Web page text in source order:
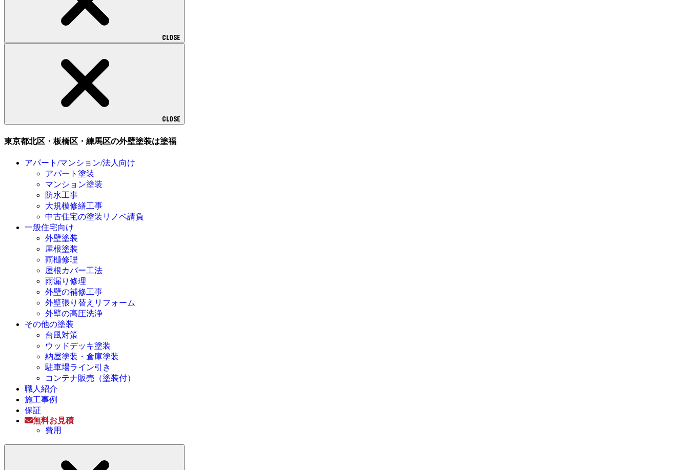
CLOSE
CLOSE
東京都北区・板橋区・練馬区の外壁塗装は塗福
アパート/マンション/法人向け
アパート塗装
マンション塗装
防水工事
大規模修繕工事
中古住宅の塗装リノベ請負
一般住宅向け
外壁塗装
屋根塗装
雨樋修理
屋根カバー工法
雨漏り修理
外壁の補修工事
外壁張り替えリフォーム
外壁の高圧洗浄
その他の塗装
台風対策
ウッドデッキ塗装
納屋塗装・倉庫塗装
駐車場ライン引き
コンテナ販売（塗装付）
職人紹介
施工事例
保証
無料お見積
費用